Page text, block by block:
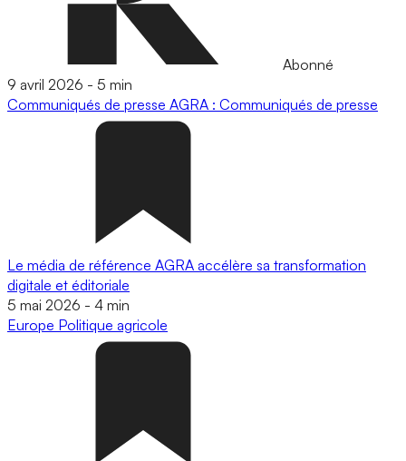
Abonné
9 avril 2026 - 5 min
Communiqués de presse AGRA : Communiqués de presse
Le média de référence AGRA accélère sa transformation
digitale et éditoriale
5 mai 2026 - 4 min
Europe Politique agricole